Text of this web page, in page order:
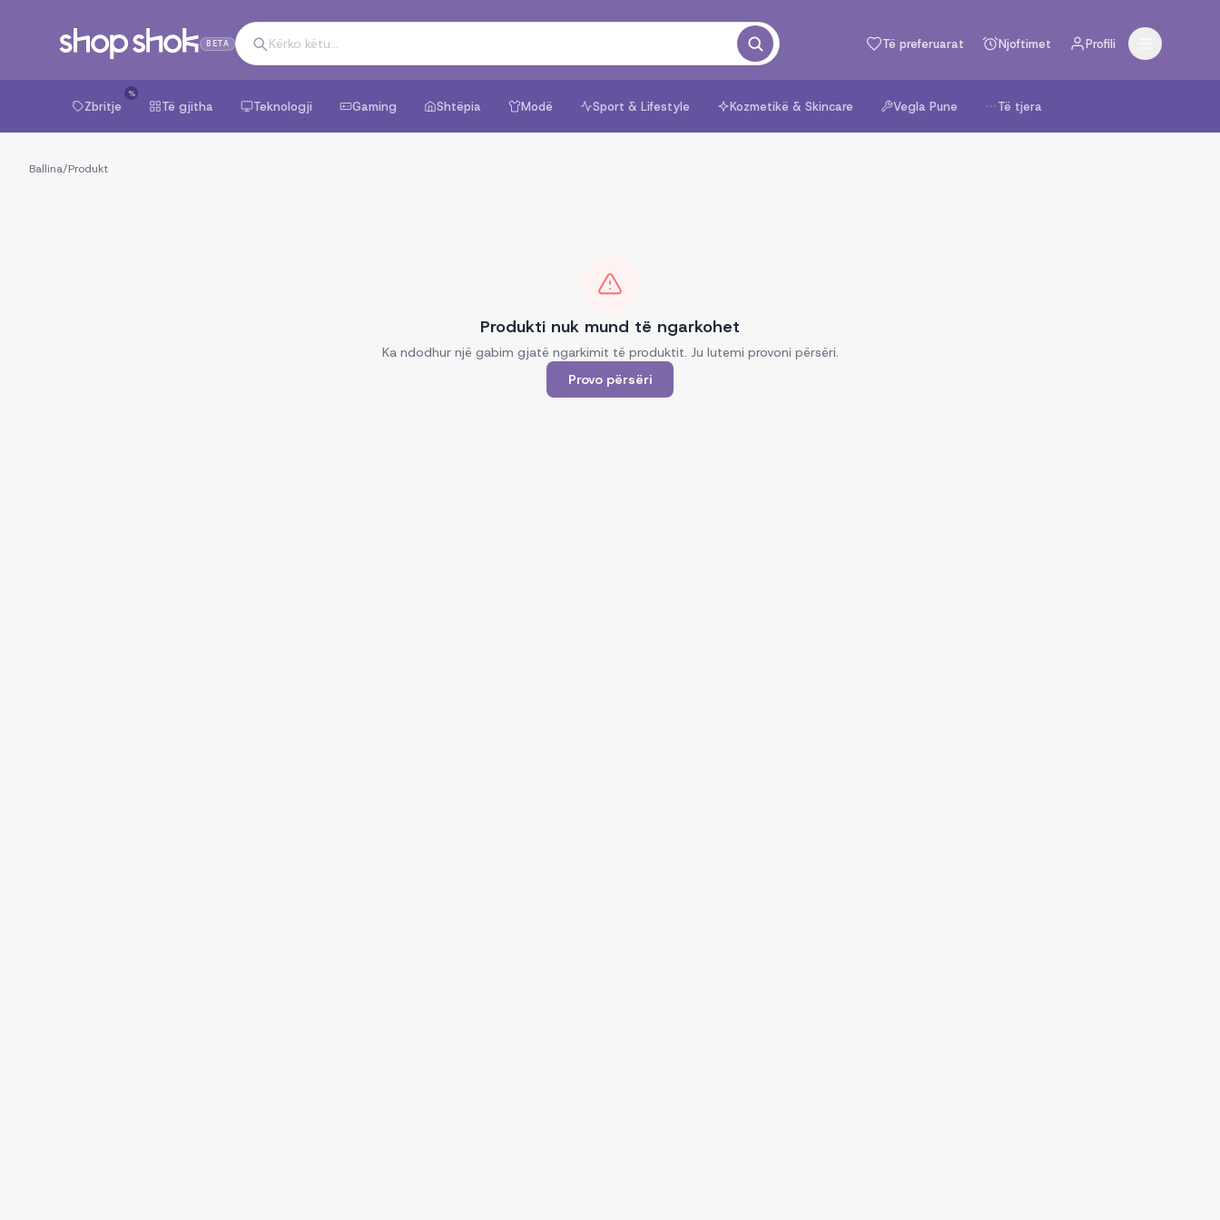
BETA Të preferuarat Njoftimet Profili
Zbritje
%
Të gjitha Teknologji Gaming Shtëpia Modë Sport & Lifestyle Kozmetikë & Skincare Vegla Pune Të tjera
Ballina/Produkt
Produkti nuk mund të ngarkohet
Ka ndodhur një gabim gjatë ngarkimit të produktit. Ju lutemi provoni përsëri.
Provo përsëri